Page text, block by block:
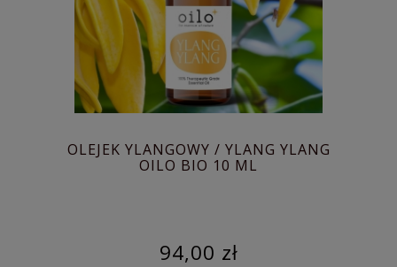
OLEJEK YLANGOWY / YLANG YLANG
OILO BIO 10 ML
94,00 zł